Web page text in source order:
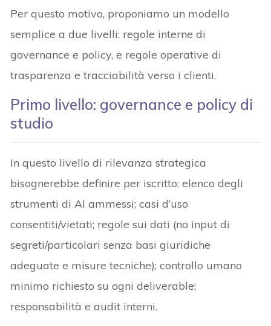
Per questo motivo, proponiamo un modello
semplice a due livelli: regole interne di
governance e policy, e regole operative di
trasparenza e tracciabilità verso i clienti.
Primo livello: governance e policy di
studio
In questo livello di rilevanza strategica
bisognerebbe definire per iscritto: elenco degli
strumenti di AI ammessi; casi d’uso
consentiti/vietati; regole sui dati (no input di
segreti/particolari senza basi giuridiche
adeguate e misure tecniche); controllo umano
minimo richiesto su ogni deliverable;
responsabilità e audit interni.